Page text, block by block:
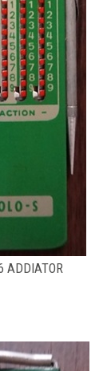
ADDIATOR